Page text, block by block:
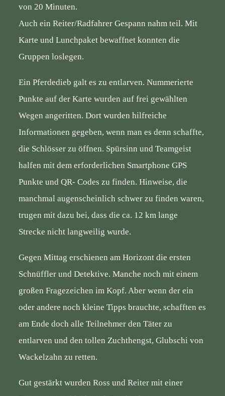
von 20 Minuten.
Auch ein Reiter/Radfahrer Gespann nahm teil. Mit
Karte und Lunchpaket bewaffnet konnten die
Gruppen loslegen.
Ein Pferdedieb galt es zu entlarven. Nummerierte
Punkte auf der Karte wurden auf frei gewählten
Wegen angeritten. Dort wurden hilfreiche
Informationen gegeben, wenn man es denn schaffte,
die Schlösser zu öffnen. Spürsinn und Teamgeist
halfen mit dem erforderlichen Smartphone GPS
Punkte und QR- Codes zu finden. Hinweise, die
manchmal augenscheinlich schwer zu finden waren,
trugen mit dazu bei, dass die ca. 12 km lange
Strecke nicht langweilig wurde.
Gegen Mittag erschienen am Horizont die ersten
Schnüffler und Detektive. Manche noch mit einem
großen Fragezeichen im Kopf. Aber wenn der ein
oder andere noch kleine Tipps brauchte, schafften es
am Ende doch alle Teilnehmer den Täter zu
entlarven und den tollen Zuchthengst, Glubschi von
Wackelzahn zu retten.
Gut gestärkt wurden Ross und Reiter mit einer